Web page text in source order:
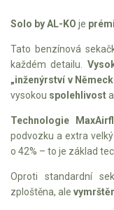
Kultivátory
Nůžky na živý
Vysavače a
Elektrocentrály
Štěpkovače a
Elektrické
Solo by AL-KO je
Tato benzínová
každém detailu.
„inženýrství v
vysokou spolehlivost
Technologie
podvozku a extra
o 42% – to je základ
Oproti standardní
zploštěna, ale